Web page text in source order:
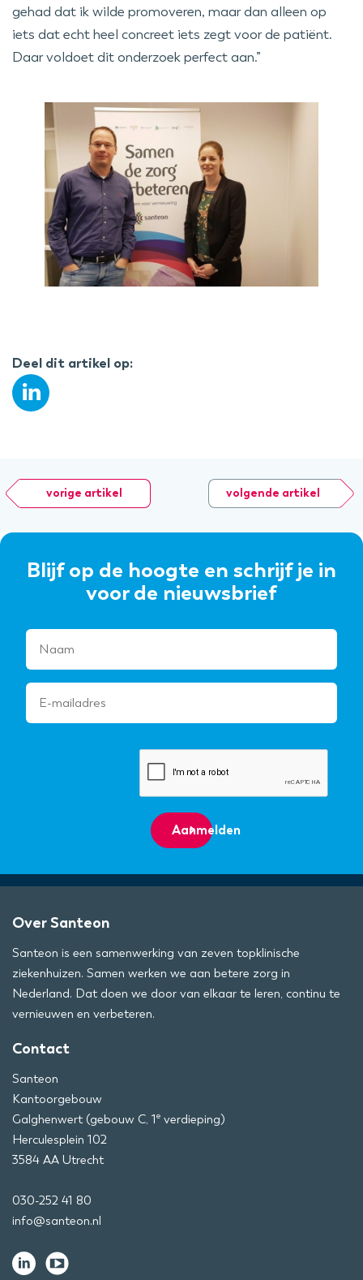
gehad dat ik wilde promoveren, maar dan alleen op
iets dat echt heel concreet iets zegt voor de patiënt.
Daar voldoet dit onderzoek perfect aan.”
Deel dit artikel op:
vorige artikel volgende artikel
Blijf op de hoogte en schrijf je in
voor de nieuwsbrief
Aanmelden
Over Santeon
Santeon is een samenwerking van zeven topklinische
ziekenhuizen. Samen werken we aan betere zorg in
Nederland. Dat doen we door van elkaar te leren, continu te
vernieuwen en verbeteren.
Contact
Santeon
Kantoorgebouw
Galghenwert (gebouw C, 1e verdieping)
Herculesplein 102
3584 AA Utrecht
030-252 41 80
info@santeon.nl